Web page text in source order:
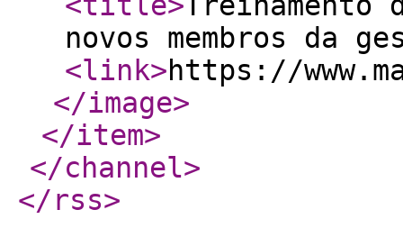
novos membros da
<link>https://
</image>
</item>
</channel>
</rss>